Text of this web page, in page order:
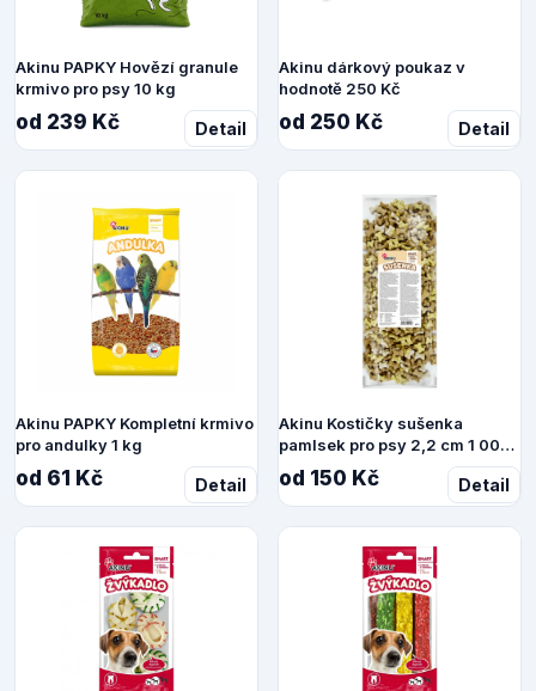
Akinu PAPKY Hovězí granule
krmivo pro psy 10 kg
od 239 Kč Detail
Akinu dárkový poukaz v
hodnotě 250 Kč
od 250 Kč Detail
Akinu PAPKY Kompletní krmivo
pro andulky 1 kg
od 61 Kč Detail
Akinu Kostičky sušenka
pamlsek pro psy 2,2 cm 1 000
od 150 Kč Detail